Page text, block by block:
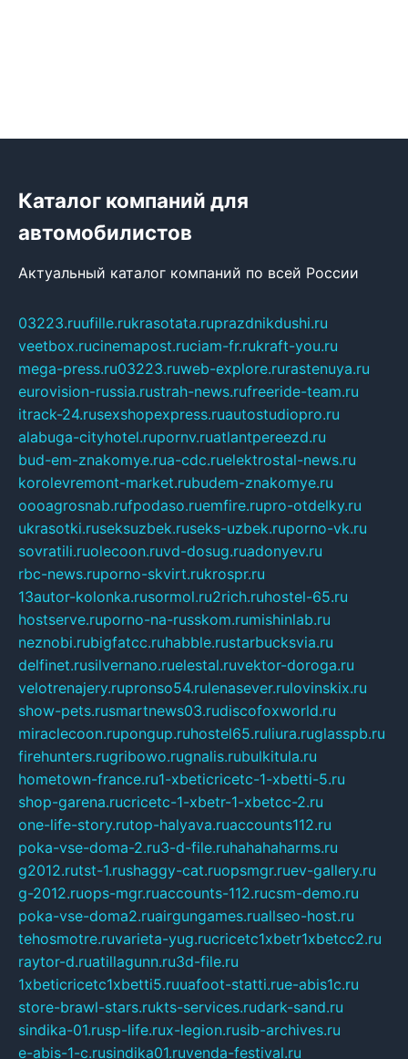
Каталог компаний для
автомобилистов
Актуальный каталог компаний по всей России
03223.ruufille.rukrasotata.ruprazdnikdushi.ru
veetbox.rucinemapost.ruciam-fr.rukraft-you.ru
mega-press.ru03223.ruweb-explore.rurastenuya.ru
eurovision-russia.rustrah-news.rufreeride-team.ru
itrack-24.rusexshopexpress.ruautostudiopro.ru
alabuga-cityhotel.rupornv.ruatlantpereezd.ru
bud-em-znakomye.rua-cdc.ruelektrostal-news.ru
korolevremont-market.rubudem-znakomye.ru
oooagrosnab.rufpodaso.ruemfire.rupro-otdelky.ru
ukrasotki.ruseksuzbek.ruseks-uzbek.ruporno-vk.ru
sovratili.ruolecoon.ruvd-dosug.ruadonyev.ru
rbc-news.ruporno-skvirt.rukrospr.ru
13autor-kolonka.rusormol.ru2rich.ruhostel-65.ru
hostserve.ruporno-na-russkom.rumishinlab.ru
neznobi.rubigfatcc.ruhabble.rustarbucksvia.ru
delfinet.rusilvernano.ruelestal.ruvektor-doroga.ru
velotrenajery.rupronso54.rulenasever.rulovinskix.ru
show-pets.rusmartnews03.rudiscofoxworld.ru
miraclecoon.rupongup.ruhostel65.ruliura.ruglasspb.ru
firehunters.rugribowo.rugnalis.rubulkitula.ru
hometown-france.ru1-xbeticricetc-1-xbetti-5.ru
shop-garena.rucricetc-1-xbetr-1-xbetcc-2.ru
one-life-story.rutop-halyava.ruaccounts112.ru
poka-vse-doma-2.ru3-d-file.ruhahahaharms.ru
g2012.rutst-1.rushaggy-cat.ruopsmgr.ruev-gallery.ru
g-2012.ruops-mgr.ruaccounts-112.rucsm-demo.ru
poka-vse-doma2.ruairgungames.ruallseo-host.ru
tehosmotre.ruvarieta-yug.rucricetc1xbetr1xbetcc2.ru
raytor-d.ruatillagunn.ru3d-file.ru
1xbeticricetc1xbetti5.ruuafoot-statti.rue-abis1c.ru
store-brawl-stars.rukts-services.rudark-sand.ru
sindika-01.rusp-life.rux-legion.rusib-archives.ru
e-abis-1-c.rusindika01.ruvenda-festival.ru